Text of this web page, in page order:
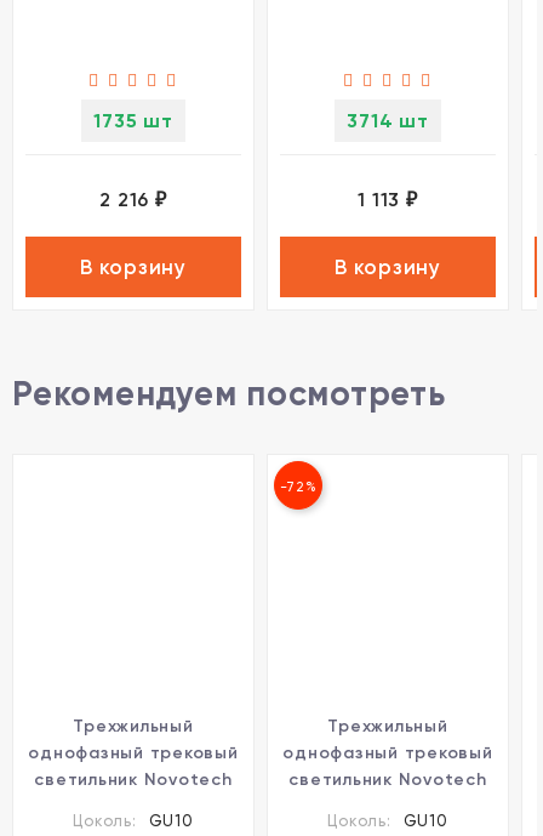
1735 шт
2 216 ₽
В корзину
3714 шт
1 113 ₽
В корзину
Рекомендуем посмотреть
Трехжильный
однофазный трековый
светильник Novotech
Цоколь: GU10
-72%
Трехжильный
однофазный трековый
светильник Novotech
Цоколь: GU10